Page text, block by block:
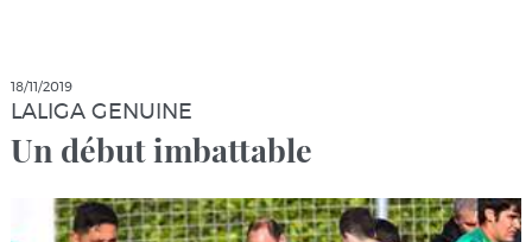
18/11/2019
LALIGA GENUINE
Un début imbattable